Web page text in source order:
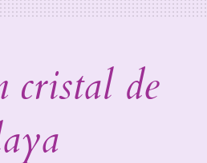
cristal de